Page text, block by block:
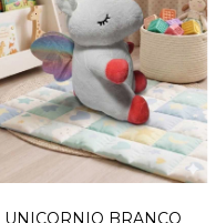
UNICORNIO BRANCO